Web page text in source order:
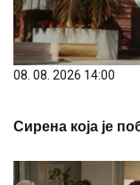
08. 08. 2026 14:00
Сирена која је